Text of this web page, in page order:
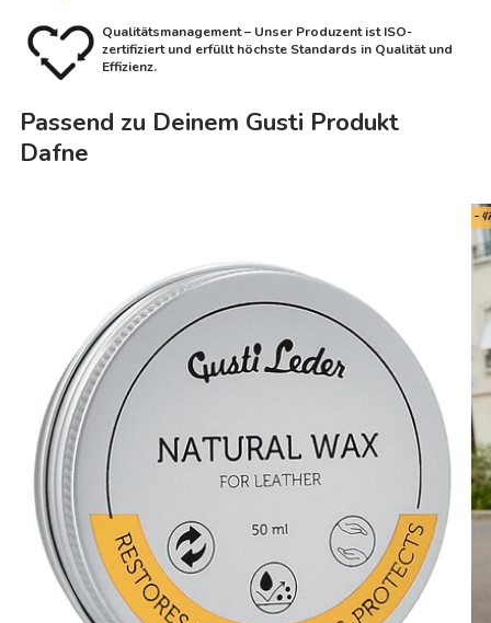
Qualitätsmanagement – Unser Produzent ist ISO-
zertifiziert und erfüllt höchste Standards in Qualität und
Effizienz.
Passend zu Deinem Gusti Produkt
Dafne
-